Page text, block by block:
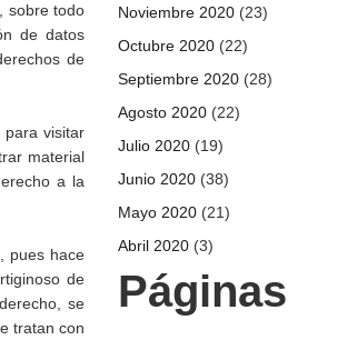
sobre todo
de datos
de
para visitar
material
a la
pues hace
de
se
tratan con
Noviembre 2020 (23)
Octubre 2020 (22)
Septiembre 2020 (28)
Agosto 2020 (22)
Julio 2020 (19)
Junio 2020 (38)
Mayo 2020 (21)
Abril 2020 (3)
Páginas